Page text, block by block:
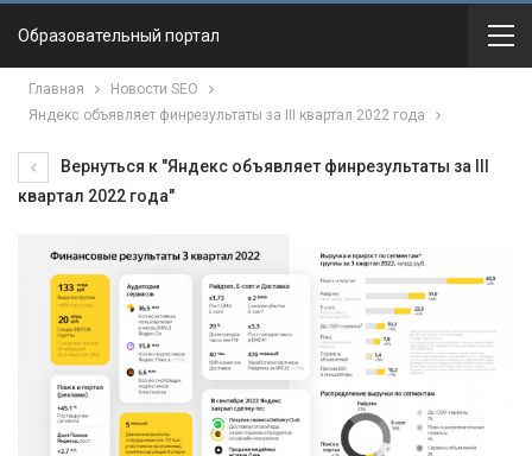
Образовательный портал
Главная
Новости SEO
Яндекс объявляет финрезультаты за III квартал 2022 года
Вернуться к "Яндекс объявляет финрезультаты за III
квартал 2022 года"